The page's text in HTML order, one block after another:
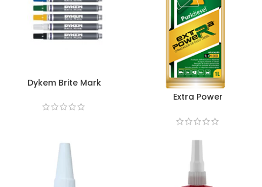
Dykem Brite Mark
Extra Power